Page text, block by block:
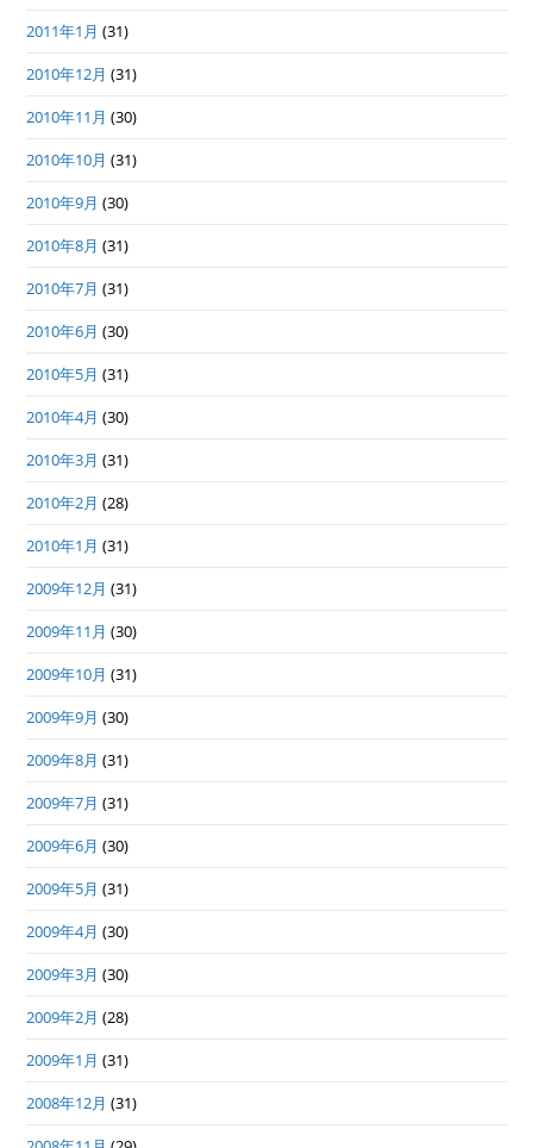
2011年1月 (31)
2010年12月 (31)
2010年11月 (30)
2010年10月 (31)
2010年9月 (30)
2010年8月 (31)
2010年7月 (31)
2010年6月 (30)
2010年5月 (31)
2010年4月 (30)
2010年3月 (31)
2010年2月 (28)
2010年1月 (31)
2009年12月 (31)
2009年11月 (30)
2009年10月 (31)
2009年9月 (30)
2009年8月 (31)
2009年7月 (31)
2009年6月 (30)
2009年5月 (31)
2009年4月 (30)
2009年3月 (30)
2009年2月 (28)
2009年1月 (31)
2008年12月 (31)